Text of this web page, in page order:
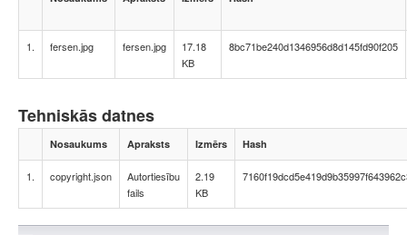
1. fersen.jpg fersen.jpg
17.18
KB
8bc71be240d1346956d8d145fd90f205
Tehniskās datnes
Nosaukums Apraksts Izmērs Hash
1. copyright.json
Autortiesību
fails
2.19
KB